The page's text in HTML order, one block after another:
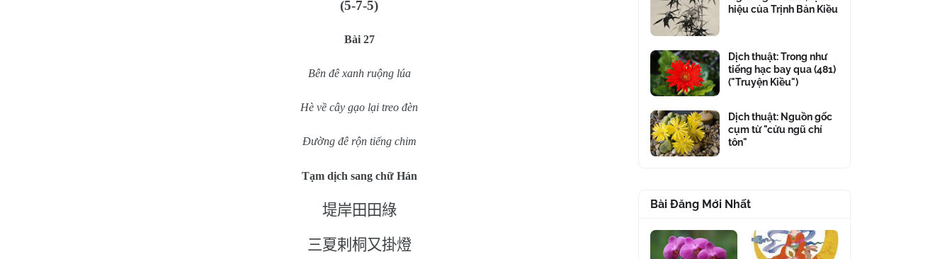
(5-7-5)
Bài 27
Bên đê xanh ruộng lúa
Hè về cây gạo lại treo đèn
Đường đê rộn tiếng chim
Tạm dịch sang chữ Hán
堤岸田田綠
三夏剌桐又掛燈
hiệu của Trịnh Bản Kiều
Dịch thuật: Trong như
tiếng hạc bay qua (481)
("Truyện Kiều")
Dịch thuật: Nguồn gốc
cụm từ "cửu ngũ chí
tôn"
Bài Đăng Mới Nhất